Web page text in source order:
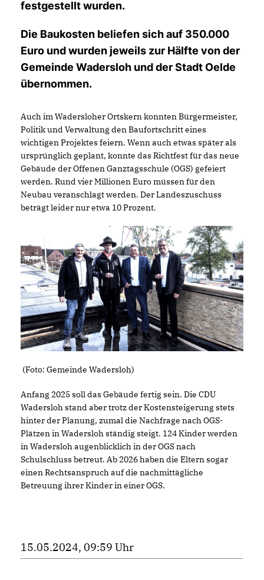
festgestellt wurden.
Die Baukosten beliefen sich auf 350.000
Euro und wurden jeweils zur Hälfte von der
Gemeinde Wadersloh und der Stadt Oelde
übernommen.
Auch im Wadersloher Ortskern konnten Bürgermeister,
Politik und Verwaltung den Baufortschritt eines
wichtigen Projektes feiern. Wenn auch etwas später als
ursprünglich geplant, konnte das Richtfest für das neue
Gebäude der Offenen Ganztagsschule (OGS) gefeiert
werden. Rund vier Millionen Euro müssen für den
Neubau veranschlagt werden. Der Landeszuschuss
beträgt leider nur etwa 10 Prozent.
(Foto: Gemeinde Wadersloh)
Anfang 2025 soll das Gebäude fertig sein. Die CDU
Wadersloh stand aber trotz der Kostensteigerung stets
hinter der Planung, zumal die Nachfrage nach OGS-
Plätzen in Wadersloh ständig steigt. 124 Kinder werden
in Wadersloh augenblicklich in der OGS nach
Schulschluss betreut. Ab 2026 haben die Eltern sogar
einen Rechtsanspruch auf die nachmittägliche
Betreuung ihrer Kinder in einer OGS.
15.05.2024, 09:59 Uhr